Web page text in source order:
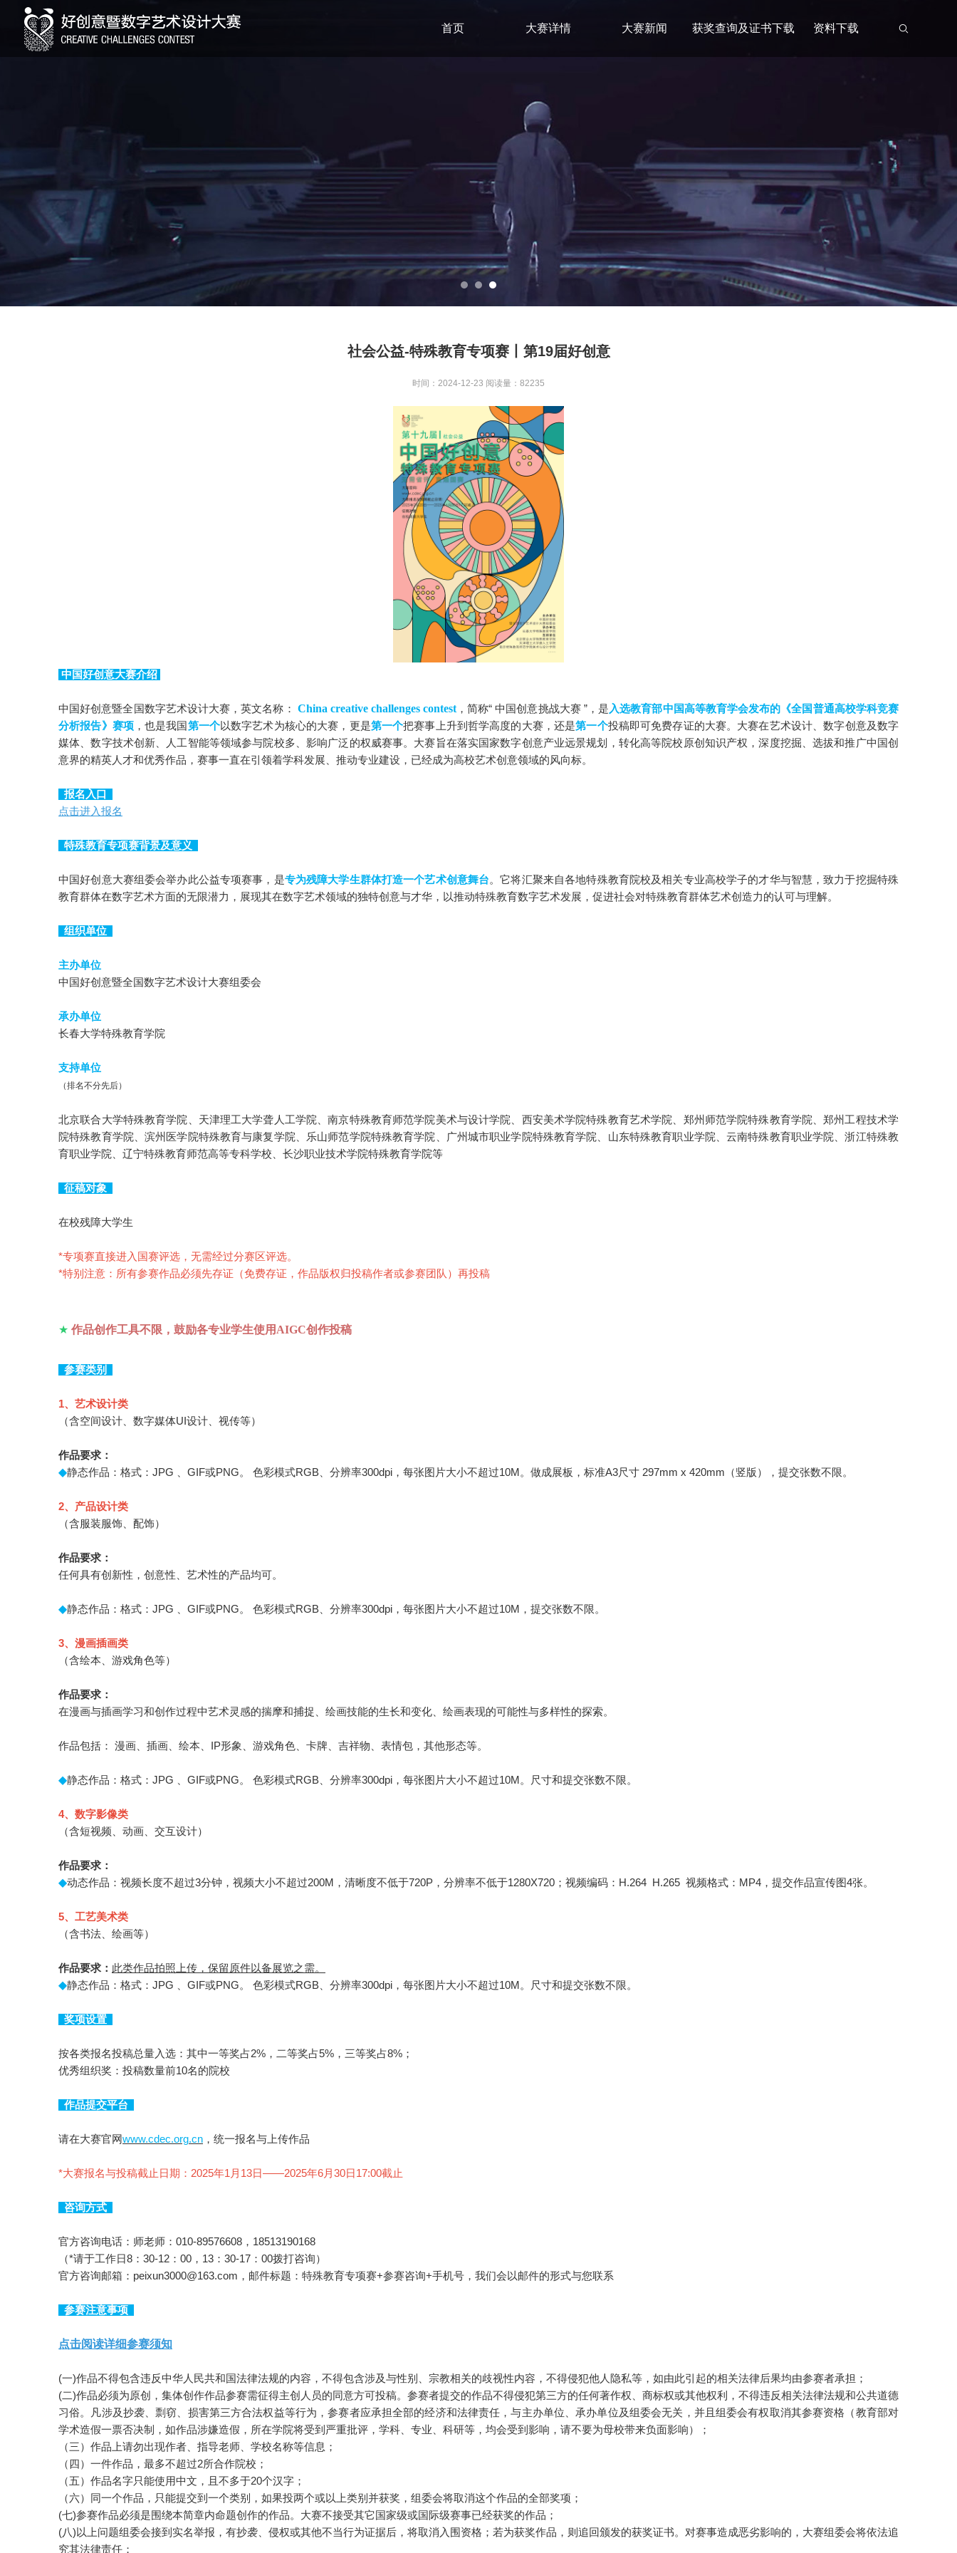
首页 大赛详情 大赛新闻 获奖查询及证书下载 资料下载
社会公益-特殊教育专项赛丨第19届好创意
时间：2024-12-23 阅读量：82235
中国好创意大赛介绍
中国好创意暨全国数字艺术设计大赛，英文名称： China creative challenges contest，简称“ 中国创意挑战大赛 ”，是入选教育部中国高等教育学会发布的《全国普通高校学科竞赛
分析报告》赛项，也是我国 第一个以数字艺术为核心的大赛，更是第一个把赛事上升到哲学高度的大赛，还是第一个投稿即可免费存证的大赛。大赛在艺术设计、数字创意及数字
媒体、数字技术创新、人工智能等领域参与院校多、影响广泛的权威赛事。大赛旨在落实国家数字创意产业远景规划，转化高等院校原创知识产权，深度挖掘、选拔和推广中国创
意界的精英人才和优秀作品，赛事一直在引领着学科发展、推动专业建设，已经成为高校艺术创意领域的风向标。
报名入口
点击进入报名
特殊教育专项赛背景及意义
中国好创意大赛组委会举办此公益专项赛事，是专为残障大学生群体打造一个艺术创意舞台。它将汇聚来自各地特殊教育院校及相关专业高校学子的才华与智慧，致力于挖掘特殊
教育群体在数字艺术方面的无限潜力，展现其在数字艺术领域的独特创意与才华，以推动特殊教育数字艺术发展，促进社会对特殊教育群体艺术创造力的认可与理解。
组织单位
主办单位
中国好创意暨全国数字艺术设计大赛组委会
承办单位
长春大学特殊教育学院
支持单位
（排名不分先后）
北京联合大学特殊教育学院、天津理工大学聋人工学院、南京特殊教育师范学院美术与设计学院、西安美术学院特殊教育艺术学院、郑州师范学院特殊教育学院、郑州工程技术学
院特殊教育学院、滨州医学院特殊教育与康复学院、乐山师范学院特殊教育学院、广州城市职业学院特殊教育学院、山东特殊教育职业学院、云南特殊教育职业学院、浙江特殊教
育职业学院、辽宁特殊教育师范高等专科学校、长沙职业技术学院特殊教育学院等
征稿对象
在校残障大学生
*专项赛直接进入国赛评选，无需经过分赛区评选。
*特别注意：所有参赛作品必须先存证（免费存证，作品版权归投稿作者或参赛团队）再投稿
★ 作品创作工具不限，鼓励各专业学生使用AIGC创作投稿
参赛类别
1、艺术设计类
（含空间设计、数字媒体UI设计、视传等）
作品要求：
◆静态作品：格式：JPG 、GIF或PNG。 色彩模式RGB、分辨率300dpi，每张图片大小不超过10M。做成展板，标准A3尺寸 297mm x 420mm（竖版），提交张数不限。
2、产品设计类
（含服装服饰、配饰）
作品要求：
任何具有创新性，创意性、艺术性的产品均可。
◆静态作品：格式：JPG 、GIF或PNG。 色彩模式RGB、分辨率300dpi，每张图片大小不超过10M，提交张数不限。
3、漫画插画类
（含绘本、游戏角色等）
作品要求：
在漫画与插画学习和创作过程中艺术灵感的揣摩和捕捉、绘画技能的生长和变化、绘画表现的可能性与多样性的探索。
作品包括： 漫画、插画、绘本、IP形象、游戏角色、卡牌、吉祥物、表情包，其他形态等。
◆静态作品：格式：JPG 、GIF或PNG。 色彩模式RGB、分辨率300dpi，每张图片大小不超过10M。尺寸和提交张数不限。
4、数字影像类
（含短视频、动画、交互设计）
作品要求：
◆动态作品：视频长度不超过3分钟，视频大小不超过200M，清晰度不低于720P，分辨率不低于1280X720；视频编码：H.264 H.265 视频格式：MP4，提交作品宣传图4张。
5、工艺美术类
（含书法、绘画等）
作品要求： 此类作品拍照上传，保留原件以备展览之需。
◆静态作品：格式：JPG 、GIF或PNG。 色彩模式RGB、分辨率300dpi，每张图片大小不超过10M。尺寸和提交张数不限。
奖项设置
按各类报名投稿总量入选：其中一等奖占2%，二等奖占5%，三等奖占8%；
优秀组织奖：投稿数量前10名的院校
作品提交平台
请在大赛官网www.cdec.org.cn ，统一报名与上传作品
*大赛报名与投稿截止日期：2025年1月13日——2025年6月30日17:00截止
咨询方式
官方咨询电话：师老师：010-89576608，18513190168
（*请于工作日8：30-12：00，13：30-17：00拨打咨询）
官方咨询邮箱：peixun3000@163.com，邮件标题：特殊教育专项赛+参赛咨询+手机号，我们会以邮件的形式与您联系
参赛注意事项
点击阅读详细参赛须知
(一)作品不得包含违反中华人民共和国法律法规的内容，不得包含涉及与性别、宗教相关的歧视性内容，不得侵犯他人隐私等，如由此引起的相关法律后果均由参赛者承担；
(二)作品必须为原创，集体创作作品参赛需征得主创人员的同意方可投稿。参赛者提交的作品不得侵犯第三方的任何著作权、商标权或其他权利，不得违反相关法律法规和公共道德
习俗。凡涉及抄袭、剽窃、损害第三方合法权益等行为，参赛者应承担全部的经济和法律责任，与主办单位、承办单位及组委会无关，并且组委会有权取消其参赛资格（教育部对
学术造假一票否决制，如作品涉嫌造假，所在学院将受到严重批评，学科、专业、科研等，均会受到影响，请不要为母校带来负面影响）；
（三）作品上请勿出现作者、指导老师、学校名称等信息；
（四）一件作品，最多不超过2所合作院校；
（五）作品名字只能使用中文，且不多于20个汉字；
（六）同一个作品，只能提交到一个类别，如果投两个或以上类别并获奖，组委会将取消这个作品的全部奖项；
(七)参赛作品必须是围绕本简章内命题创作的作品。大赛不接受其它国家级或国际级赛事已经获奖的作品；
(八)以上问题组委会接到实名举报，有抄袭、侵权或其他不当行为证据后，将取消入围资格；若为获奖作品，则追回颁发的获奖证书。对赛事造成恶劣影响的，大赛组委会将依法追
究其法律责任；